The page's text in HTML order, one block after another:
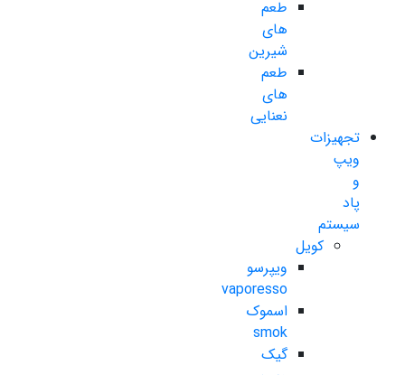
طعم
های
شیرین
طعم
های
نعنایی
تجهیزات
ویپ
و
پاد
سیستم
کویل
ویپرسو
vaporesso
اسموک
smok
گیک